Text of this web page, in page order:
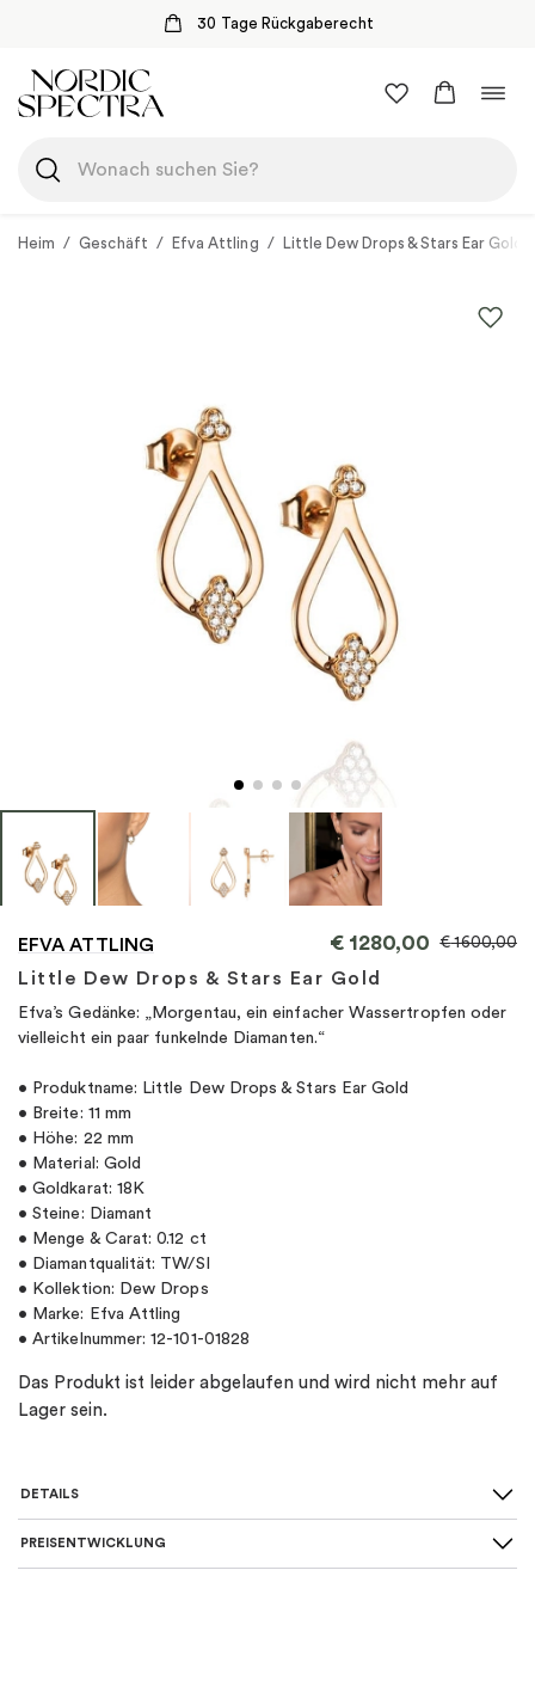
30 Tage Rückgaberecht
Inhalt
springen
Heim / Geschäft / Efva Attling / Little Dew Drops & Stars Ear Gold
EFVA ATTLING
Little Dew Drops & Stars Ear Gold
€1280,00 €1600,00
Efva’s Gedänke: „Morgentau, ein einfacher Wassertropfen oder
vielleicht ein paar funkelnde Diamanten.“
• Produktname: Little Dew Drops & Stars Ear Gold
• Breite: 11 mm
• Höhe: 22 mm
• Material: Gold
• Goldkarat: 18K
• Steine: Diamant
• Menge & Carat: 0.12 ct
• Diamantqualität: TW/SI
• Kollektion: Dew Drops
• Marke: Efva Attling
• Artikelnummer: 12-101-01828
Das Produkt ist leider abgelaufen und wird nicht mehr auf
Lager sein.
DETAILS
SKU
PREISENTWICKLUNG